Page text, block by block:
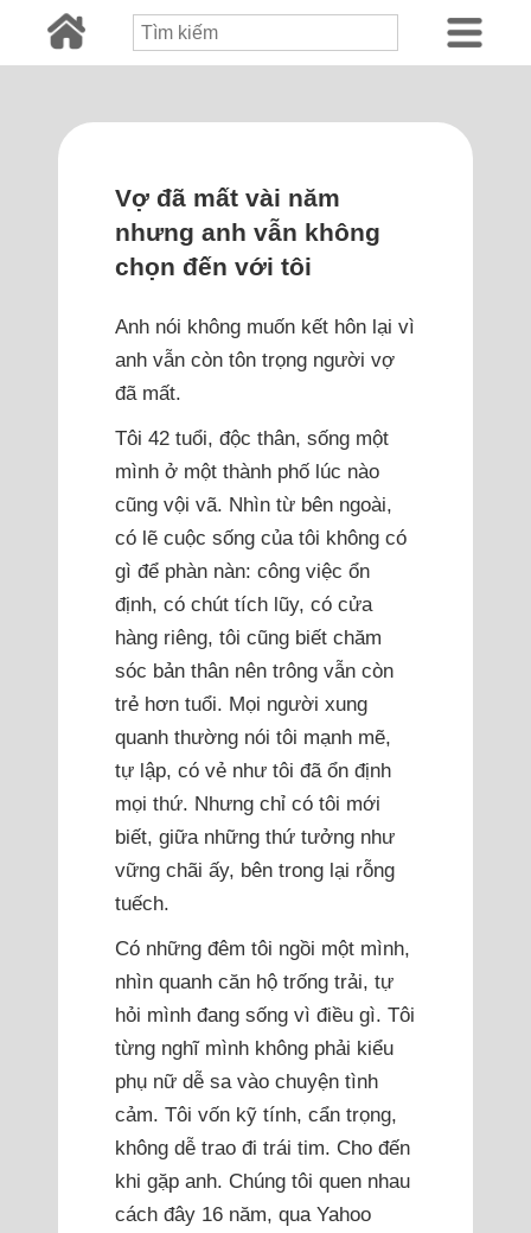
Vợ đã mất vài năm
nhưng anh vẫn không
chọn đến với tôi
Anh nói không muốn kết hôn lại vì
anh vẫn còn tôn trọng người vợ
đã mất.
Tôi 42 tuổi, độc thân, sống một
mình ở một thành phố lúc nào
cũng vội vã. Nhìn từ bên ngoài,
có lẽ cuộc sống của tôi không có
gì để phàn nàn: công việc ổn
định, có chút tích lũy, có cửa
hàng riêng, tôi cũng biết chăm
sóc bản thân nên trông vẫn còn
trẻ hơn tuổi. Mọi người xung
quanh thường nói tôi mạnh mẽ,
tự lập, có vẻ như tôi đã ổn định
mọi thứ. Nhưng chỉ có tôi mới
biết, giữa những thứ tưởng như
vững chãi ấy, bên trong lại rỗng
tuếch.
Có những đêm tôi ngồi một mình,
nhìn quanh căn hộ trống trải, tự
hỏi mình đang sống vì điều gì. Tôi
từng nghĩ mình không phải kiểu
phụ nữ dễ sa vào chuyện tình
cảm. Tôi vốn kỹ tính, cẩn trọng,
không dễ trao đi trái tim. Cho đến
khi gặp anh. Chúng tôi quen nhau
cách đây 16 năm, qua Yahoo